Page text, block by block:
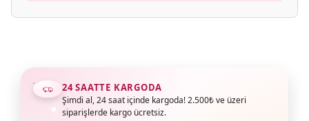
24 SAATTE KARGODA
Şimdi al, 24 saat içinde kargoda! 2.500₺ ve üzeri
siparişlerde kargo ücretsiz.